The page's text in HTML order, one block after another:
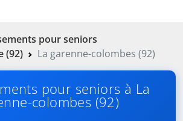
pour seniors
(92)
La garenne-colombes (92)
pour seniors à La
colombes (92)